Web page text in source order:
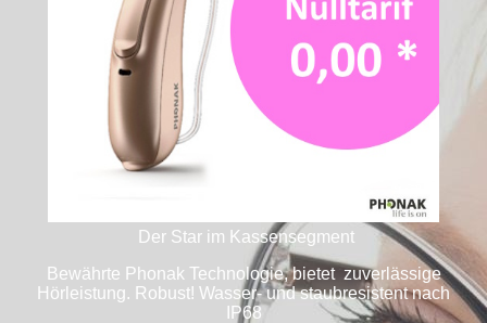
Der Star im Kassensegment
Bewährte Phonak Technologie, bietet zuverlässige
Hörleistung. Robust! Wasser- und staubresistent nach
IP68